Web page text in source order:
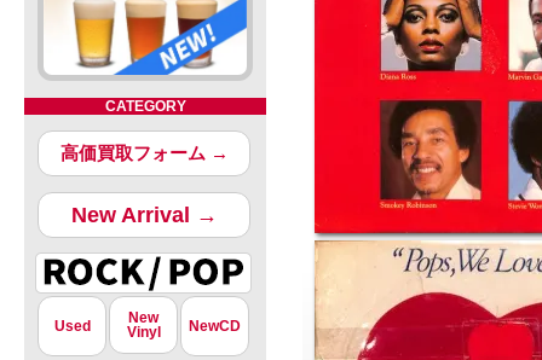
CATEGORY
高価買取フォーム →
New Arrival →
Used
New
Vinyl
NewCD